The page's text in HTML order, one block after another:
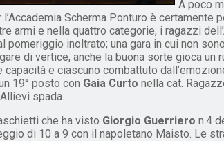
A poco
l’Accademia Scherma Ponturo è
armi e nella quattro categorie, i ragazzi
pomeriggio inoltrato; una gara in cui non
di vertice, anche la buona sorte gioca un
e ciascuno combattuto
19° posto con Gaia Curto nella cat.
spada.
che ha visto Giorgio Guerriero n.4
di 10 a 9 con il napoletano Maisto. Le